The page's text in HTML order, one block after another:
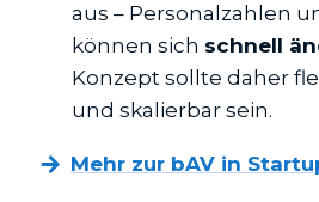
aus – Personalzahlen
können sich schnell
Konzept sollte daher
und skalierbar sein.
Mehr zur bAV in